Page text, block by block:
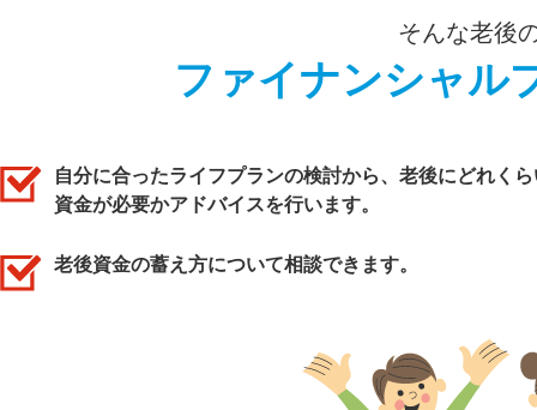
そんな老後
ファイナンシャル
自分に合ったライフプランの検討から、老後にどれく
資金が必要かアドバイスを行います。
老後資金の蓄え方について相談できます。